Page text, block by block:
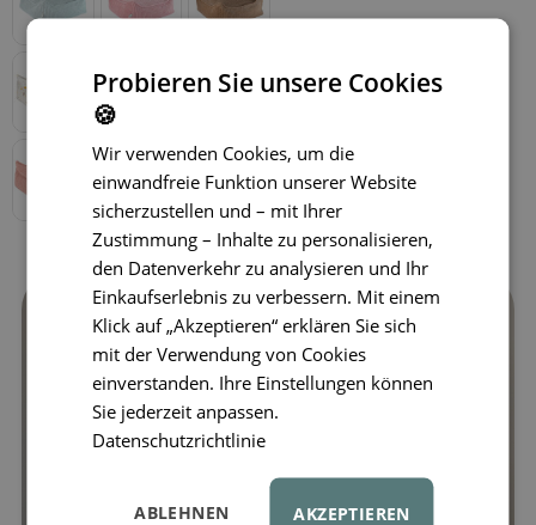
Probieren Sie unsere Cookies
🍪
Wir verwenden Cookies, um die
einwandfreie Funktion unserer Website
sicherzustellen und – mit Ihrer
Zustimmung – Inhalte zu personalisieren,
den Datenverkehr zu analysieren und Ihr
Einkaufserlebnis zu verbessern. Mit einem
Klick auf „Akzeptieren“ erklären Sie sich
mit der Verwendung von Cookies
einverstanden. Ihre Einstellungen können
Sie jederzeit anpassen.
Datenschutzrichtlinie
AKZEPTIEREN
ABLEHNEN